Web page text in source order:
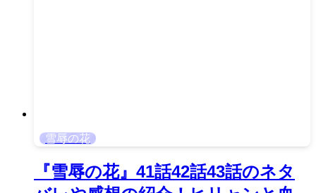
雪辱の花
『雪辱の花』41話42話43話のネタ